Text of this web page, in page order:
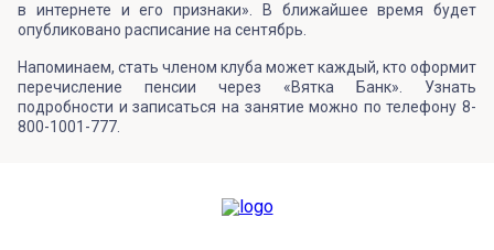
в интернете и его признаки». В ближайшее время будет
опубликовано расписание на сентябрь.
Напоминаем, стать членом клуба может каждый, кто оформит
перечисление пенсии через «Вятка Банк». Узнать
подробности и записаться на занятие можно по телефону 8-
800-1001-777.